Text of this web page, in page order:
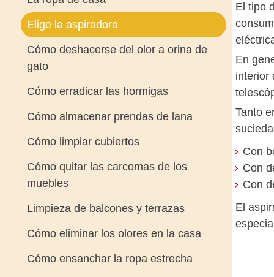
Elige la aspiradora
Cómo deshacerse del olor a orina de
gato
Cómo erradicar las hormigas
Cómo almacenar prendas de lana
Cómo limpiar cubiertos
Cómo quitar las carcomas de los
muebles
Limpieza de balcones y terrazas
Cómo eliminar los olores en la casa
Cómo ensanchar la ropa estrecha
El tipo
En
interior
Tanto
Con
Con
Con
El